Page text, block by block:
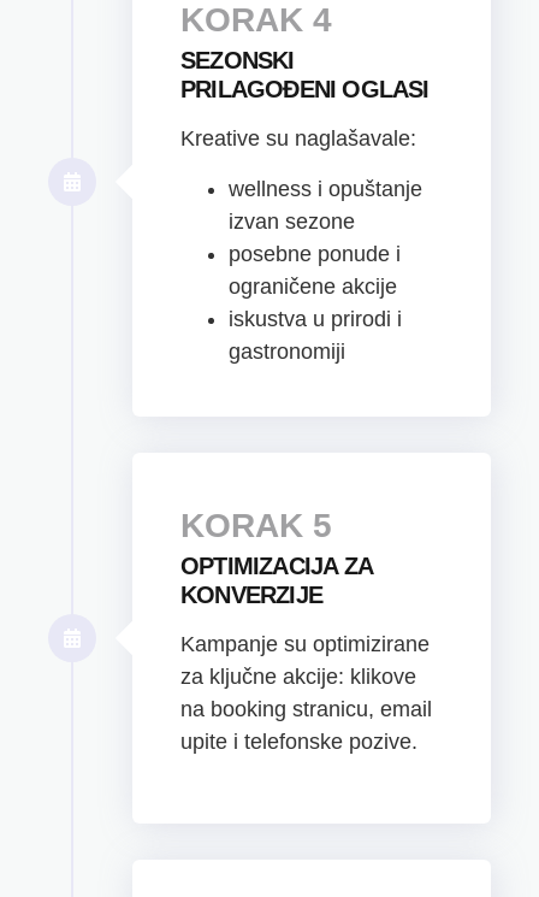
KORAK 4
SEZONSKI
PRILAGOĐENI OGLASI
Kreative su naglašavale:
wellness i opuštanje
izvan sezone
posebne ponude i
ograničene akcije
iskustva u prirodi i
gastronomiji
KORAK 5
OPTIMIZACIJA ZA
KONVERZIJE
Kampanje su optimizirane
za ključne akcije: klikove
na booking stranicu, email
upite i telefonske pozive.